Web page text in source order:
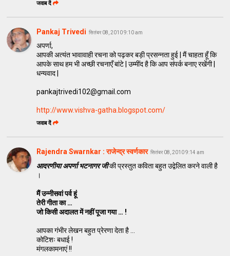
जवाब दें
Pankaj Trivedi सितंबर 08, 2010 9:10 am
अपर्णा,
आपकी अत्यंत भावावाही रचना को पढ़कर बड़ी प्रसन्नता हुई | मैं चाहता हूँ कि
आपके साथ हम भी अच्छी रचनाएँ बांटे | उम्मींद है कि आप संपर्क बनाए रखेंगी |
धन्यवाद |
pankajtrivedi102@gmail.com
http://www.vishva-gatha.blogspot.com/
जवाब दें
Rajendra Swarnkar : राजेन्द्र स्वर्णकार सितंबर 08, 2010 9:14 am
आदरणीया अपर्णा भटनागर जीकी प्रस्तुत कविता बहुत उद्वेलित करने वाली है
।
मैं उन्नीसवां पर्व हूं
तेरी गीता का …
जो किसी अदालत में नहीं पूजा गया … !
आपका गंभीर लेखन बहुत प्रेरणा देता है …
कोटिशः बधाई !
मंगलकामनाएं !!